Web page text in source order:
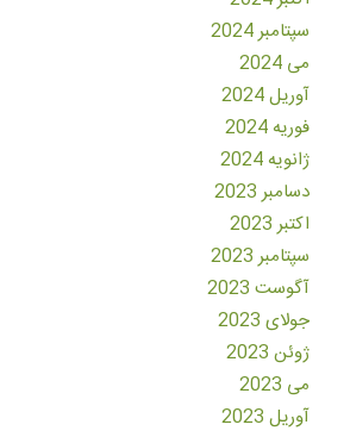
سپتامبر 2024
می 2024
آوریل 2024
فوریه 2024
ژانویه 2024
دسامبر 2023
اکتبر 2023
سپتامبر 2023
آگوست 2023
جولای 2023
ژوئن 2023
می 2023
آوریل 2023